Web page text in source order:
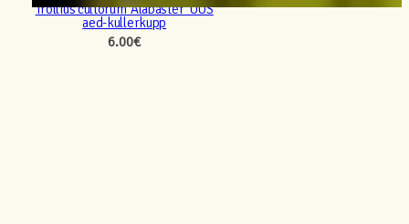
Trollius cultorum ‘Alabaster’ UUS
aed-kullerkupp
6.00€